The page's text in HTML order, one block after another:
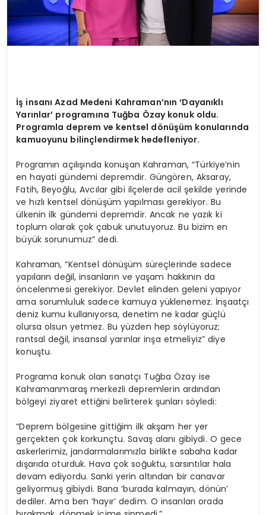
İş insanı Azad Medeni Kahraman’nın ‘Dayanıklı
Yarınlar’ programına Tuğba Özay konuk oldu.
Programla deprem ve kentsel dönüşüm konularında
kamuoyunu bilinçlendirmek hedefleniyor.
Programın açılışında konuşan Kahraman, “Türkiye’nin
en hayati gündemi depremdir. Güngören, Aksaray,
Fatih, Beyoğlu, Avcılar gibi ilçelerde acil şekilde yerinde
ve hızlı kentsel dönüşüm yapılması gerekiyor. Bu
ülkenin ilk gündemi depremdir. Ancak ne yazık ki
toplum olarak çok çabuk unutuyoruz. Bu bizim en
büyük sorunumuz” dedi.
Kahraman, “Kentsel dönüşüm süreçlerinde sadece
yapıların değil, insanların ve yaşam hakkının da
öncelenmesi gerekiyor. Devlet elinden geleni yapıyor
ama sorumluluk sadece kamuya yüklenemez. İnşaatçı
deniz kumu kullanıyorsa, denetim ne kadar güçlü
olursa olsun yetmez. Bu yüzden hep söylüyoruz;
rantsal değil, insansal yarınlar inşa etmeliyiz” diye
konuştu.
Programa konuk olan sanatçı Tuğba Özay ise
Kahramanmaraş merkezli depremlerin ardından
bölgeyi ziyaret ettiğini belirterek şunları söyledi:
“Deprem bölgesine gittiğim ilk akşam her yer
gerçekten çok korkunçtu. Savaş alanı gibiydi. O gece
askerlerimiz, jandarmalarımızla birlikte sabaha kadar
dışarıda oturduk. Hava çok soğuktu, sarsıntılar hala
devam ediyordu. Sanki yerin altından bir canavar
geliyormuş gibiydi. Bana ‘burada kalmayın, dönün’
dediler. Ama ben ‘hayır’ dedim. O insanları orada